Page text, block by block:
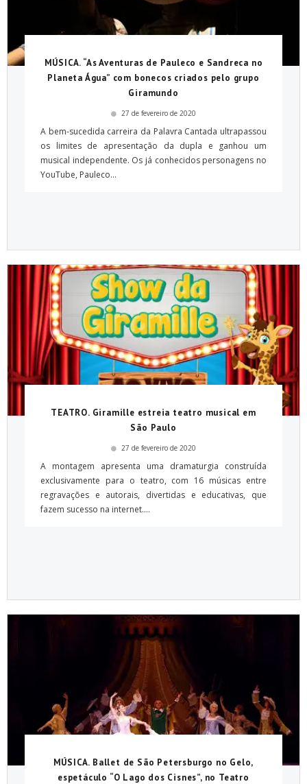
MÚSICA. “As Aventuras de Pauleco e Sandreca no
Planeta Água” com bonecos criados pelo grupo
Giramundo
27 de fevereiro de 2020
A bem-sucedida carreira da Palavra Cantada ultrapassou
os limites de apresentação da dupla e ganhou um
musical independente. Os já conhecidos personagens no
YouTube, Pauleco...
TEATRO. Giramille estreia teatro musical em
São Paulo
27 de fevereiro de 2020
A montagem apresenta uma dramaturgia construída
exclusivamente para o teatro, com 16 músicas entre
regravações e autorais, divertidas e educativas, que
fazem sucesso na internet....
MÚSICA. Ballet de São Petersburgo no Gelo,
espetáculo “O Lago dos Cisnes”, no Teatro